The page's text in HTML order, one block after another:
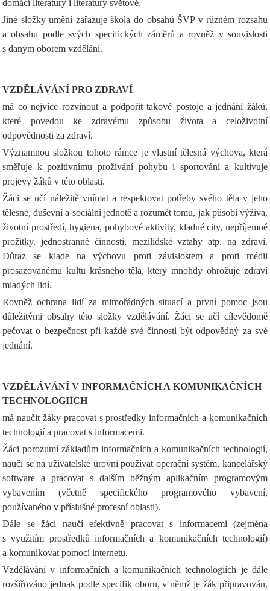
domácí literatury i literatury světové.
Jiné složky umění zařazuje škola do obsahů ŠVP v různém rozsahu
a obsahu podle svých specifických záměrů a rovněž v souvislosti
s daným oborem vzdělání.
VZDĚLÁVÁNÍ PRO ZDRAVÍ
má co nejvíce rozvinout a podpořit takové postoje a jednání žáků,
které povedou ke zdravému způsobu života a celoživotní
odpovědnosti za zdraví.
Významnou složkou tohoto rámce je vlastní tělesná výchova, která
směřuje k pozitivnímu prožívání pohybu i sportování a kultivuje
projevy žáků v této oblasti.
Žáci se učí náležitě vnímat a respektovat potřeby svého těla v jeho
tělesné, duševní a sociální jednotě a rozumět tomu, jak působí výživa,
životní prostředí, hygiena, pohybové aktivity, kladné city, nepříjemné
prožitky, jednostranné činnosti, mezilidské vztahy atp. na zdraví.
Důraz se klade na výchovu proti závislostem a proti médii
prosazovanému kultu krásného těla, který mnohdy ohrožuje zdraví
mladých lidí.
Rovněž ochrana lidí za mimořádných situací a první pomoc jsou
důležitými obsahy této složky vzdělávání. Žáci se učí cílevědomě
pečovat o bezpečnost při každé své činnosti být odpovědný za své
jednání.
VZDĚLÁVÁNÍ V INFORMAČNÍCH A KOMUNIKAČNÍCH
TECHNOLOGIÍCH
má naučit žáky pracovat s prostředky informačních a komunikačních
technologií a pracovat s informacemi.
Žáci porozumí základům informačních a komunikačních technologií,
naučí se na uživatelské úrovni používat operační systém, kancelářský
software a pracovat s dalším běžným aplikačním programovým
vybavením (včetně specifického programového vybavení,
používaného v příslušné profesní oblasti).
Dále se žáci naučí efektivně pracovat s informacemi (zejména
s využitím prostředků informačních a komunikačních technologií)
a komunikovat pomocí internetu.
Vzdělávání v informačních a komunikačních technologiích je dále
rozšiřováno jednak podle specifik oboru, v němž je žák připravován,